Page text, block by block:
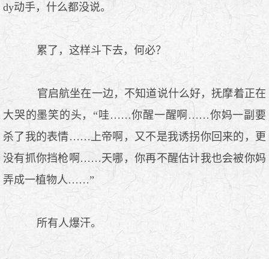
dy动手，什么都没说。
累了，这样斗下去，何必？
官启航坐在一边，不知道说什么好，抚摩着正在
大哭的墨笑的头，“哇……你醒一醒啊……你妈一副要
杀了我的表情……上帝啊，又不是我诱拐你回来的，更
没有抓你挡枪啊……天哪，你再不醒估计我也会被你妈
弄成一植物人……”
所有人爆汗。